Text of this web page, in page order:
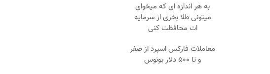
به هر اندازه ای که میخوای
میتونی طلا بخری از سرمایه
ات محافظت کنی
معاملات فارکس اسپرد از صفر
و تا ۵۰۰ دلار بونوس